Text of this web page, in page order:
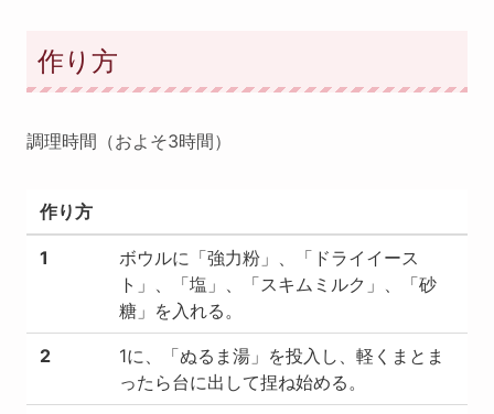
作り方
調理時間（およそ3時間）
作り方
1
ボウルに「強力粉」、「ドライイース
ト」、「塩」、「スキムミルク」、「砂
糖」を入れる。
2
1に、「ぬるま湯」を投入し、軽くまとま
ったら台に出して捏ね始める。